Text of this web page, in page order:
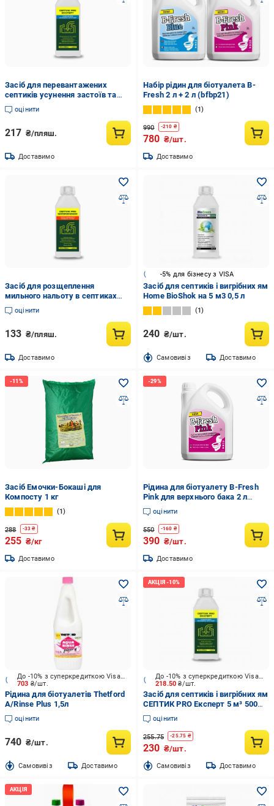
Засіб для перевантажених
септиків усунення застоїв та
запаху СЕПТИК PRO ЕКСПЕРТ
0,5 л (35262992)
оцінити
217 ₴/пляш.
Доставимо
Набір рідин для біотуалета B-
Fresh 2 л + 2 л (bfbp21)
1
990 -210 ₴
780 ₴/шт.
Доставимо
Засіб для розщеплення
мильного нальоту в септиках
СЕПТИК PRO МИЛОРОЗЧИННИК
0,5 л (35262995)
оцінити
133 ₴/пляш.
Доставимо
-5% для бізнесу з VISA
Засіб для септиків і вигрібних ям
Home BioShok на 5 м3 0,5 л
1
240 ₴/шт.
Cамовивіз Доставимо
Засіб Емочки-Бокаші для
Компосту 1 кг
1
288 -33 ₴
255 ₴/кг
Доставимо
Рідина для біотуалету B-Fresh
Pink для верхнього бака 2 л
(bfp2)
оцінити
550 -160 ₴
390 ₴/шт.
Доставимо
703 ₴/шт.
До -10% з суперкредиткою Visa Вигода
Рідина для біотуалетів Thetford
A/Rinse Plus 1,5л
оцінити
740 ₴/шт.
Cамовивіз Доставимо
218.50₴/шт.
До -10% з суперкредиткою Visa Вигода
Засіб для септиків і вигрібних ям
СЕПТИК PRO Експерт 5 м³ 500
мл
оцінити
255.75 -25.75 ₴
230 ₴/шт.
Cамовивіз Доставимо